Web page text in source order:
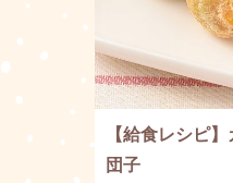
【給食レシピ
団子